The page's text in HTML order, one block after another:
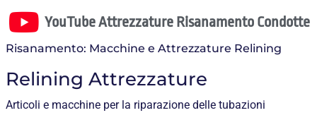
YouTube Attrezzature Risanamento Condotte
Risanamento: Macchine e Attrezzature Relining
Relining Attrezzature
Articoli e macchine per la riparazione delle tubazioni